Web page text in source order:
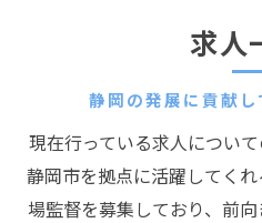
静岡の発展に貢献
求人
現在行っている求人について
静岡市を拠点に活躍してく
場監督を募集しており、前